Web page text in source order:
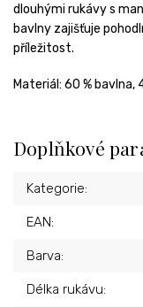
dlouhými rukávy s
bavlny zajišťuje
příležitost.
Materiál: 60 % bavlna,
Doplňkové
Kategorie:
EAN:
Barva:
Délka rukávu: